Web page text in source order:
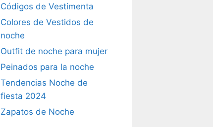
Códigos de Vestimenta
Colores de Vestidos de
noche
Outfit de noche para mujer
Peinados para la noche
Tendencias Noche de
fiesta 2024
Zapatos de Noche